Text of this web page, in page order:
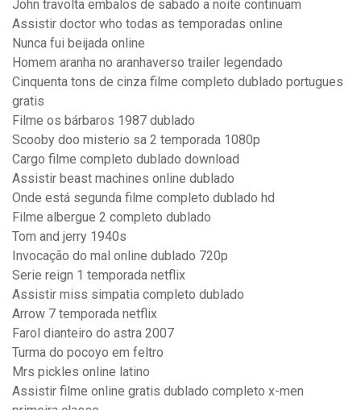
John travolta embalos de sabado a noite continuam
Assistir doctor who todas as temporadas online
Nunca fui beijada online
Homem aranha no aranhaverso trailer legendado
Cinquenta tons de cinza filme completo dublado portugues
gratis
Filme os bárbaros 1987 dublado
Scooby doo misterio sa 2 temporada 1080p
Cargo filme completo dublado download
Assistir beast machines online dublado
Onde está segunda filme completo dublado hd
Filme albergue 2 completo dublado
Tom and jerry 1940s
Invocação do mal online dublado 720p
Serie reign 1 temporada netflix
Assistir miss simpatia completo dublado
Arrow 7 temporada netflix
Farol dianteiro do astra 2007
Turma do pocoyo em feltro
Mrs pickles online latino
Assistir filme online gratis dublado completo x-men